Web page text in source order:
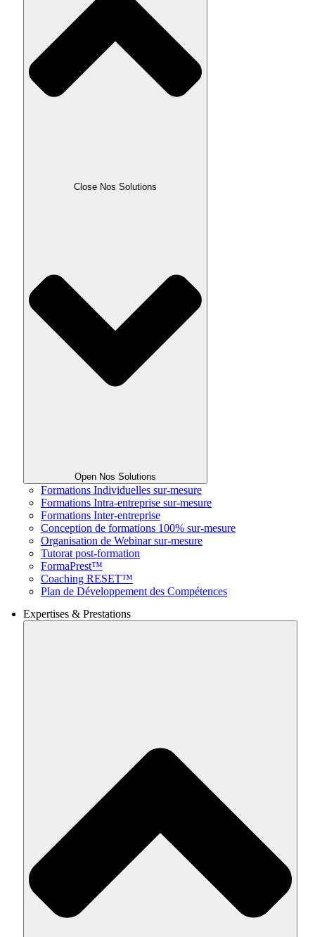
Close Nos Solutions
Open Nos Solutions
Formations Individuelles sur-mesure
Formations Intra-entreprise sur-mesure
Formations Inter-entreprise
Conception de formations 100% sur-mesure
Organisation de Webinar sur-mesure
Tutorat post-formation
FormaPrest™
Coaching RESET™
Plan de Développement des Compétences
Expertises & Prestations